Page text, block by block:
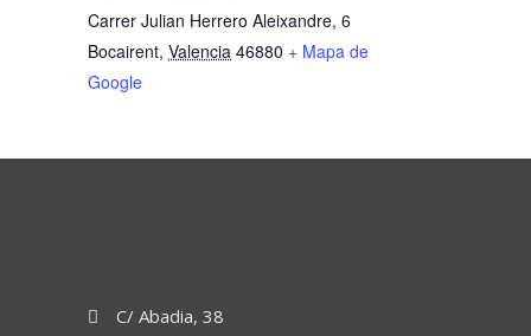
Carrer Julian Herrero Aleixandre, 6
Bocairent, Valencia 46880 + Mapa de
Google
C/ Abadia, 38